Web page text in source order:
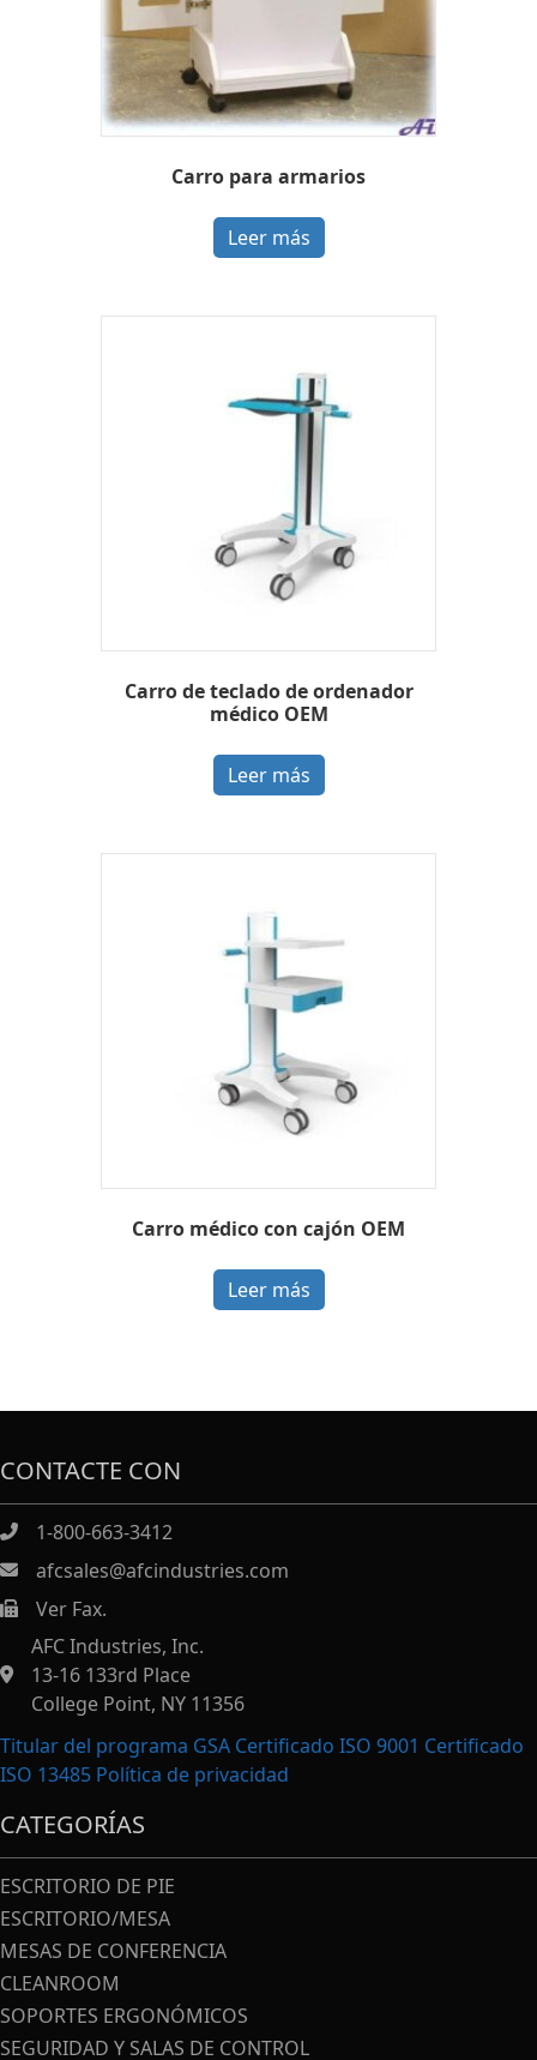
Carro para armarios
Leer más
Carro de teclado de ordenador
médico OEM
Leer más
Carro médico con cajón OEM
Leer más
CONTACTE CON
1-800-663-3412
afcsales@afcindustries.com
https://afcindustries.com/contact/#:~:text=Fax
Ver Fax.
AFC Industries, Inc.
13-16 133rd Place
College Point, NY 11356
Titular del programa GSA Certificado ISO 9001 Certificado
ISO 13485 Política de privacidad
CATEGORÍAS
ESCRITORIO DE PIE
ESCRITORIO/MESA
MESAS DE CONFERENCIA
CLEANROOM
SOPORTES ERGONÓMICOS
SEGURIDAD Y SALAS DE CONTROL